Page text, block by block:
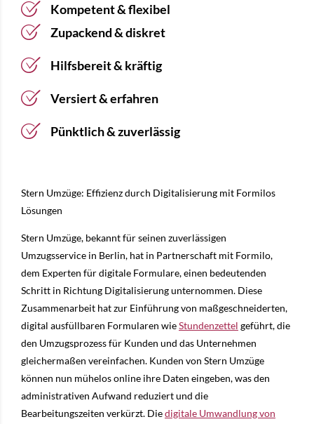
Kompetent & flexibel
Zupackend & diskret
Hilfsbereit & kräftig
Versiert & erfahren
Pünktlich & zuverlässig
Stern Umzüge: Effizienz durch Digitalisierung mit Formilos
Lösungen
Stern Umzüge, bekannt für seinen zuverlässigen
Umzugsservice in Berlin, hat in Partnerschaft mit Formilo,
dem Experten für digitale Formulare, einen bedeutenden
Schritt in Richtung Digitalisierung unternommen. Diese
Zusammenarbeit hat zur Einführung von maßgeschneiderten,
digital ausfüllbaren Formularen wieStundenzettel geführt, die
den Umzugsprozess für Kunden und das Unternehmen
gleichermaßen vereinfachen. Kunden von Stern Umzüge
können nun mühelos online ihre Daten eingeben, was den
administrativen Aufwand reduziert und die
Bearbeitungszeiten verkürzt. Diedigitale Umwandlung von